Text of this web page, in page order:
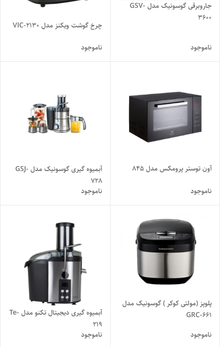
جاروبرقی گوسونیک مدل GSV-
3600
ناموجود
چرخ گوشت ویکنز مدل VIC-2130
ناموجود
آون توستر پرومکس مدل 845
ناموجود
آبمیوه گیری گوسونیک مدل GSJ-
728
ناموجود
پلوپز (مولتی کوکر ) گوسونیک مدل
GRC-661
ناموجود
آبمیوه گیری دیجیتال تکنو مدل Te-
219
ناموجود